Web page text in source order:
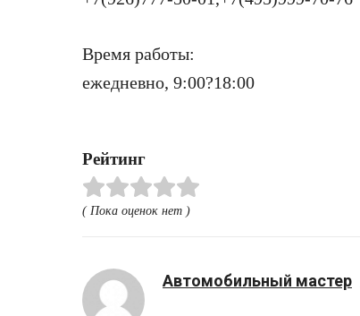
Время работы:
ежедневно, 9:00?18:00
Рейтинг
( Пока оценок нет )
Автомобильный мастер